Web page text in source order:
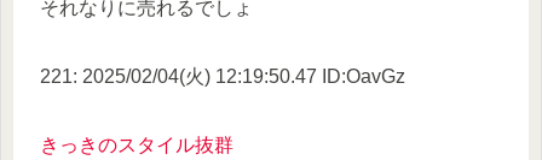
それなりに売れるでしょ
221: 2025/02/04(火) 12:19:50.47 ID:OavGz
きっきのスタイル抜群